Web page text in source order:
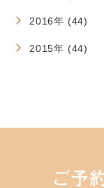
2016年 (44)
2015年 (44)
ご予